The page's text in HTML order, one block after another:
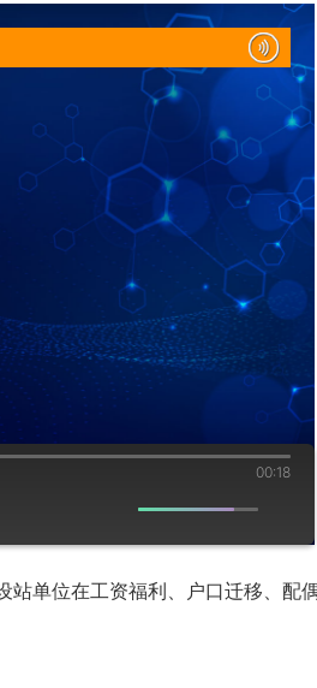
00:18
单位在工资福利、户口迁移、配